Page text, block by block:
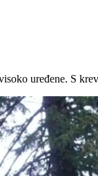
uređene. S